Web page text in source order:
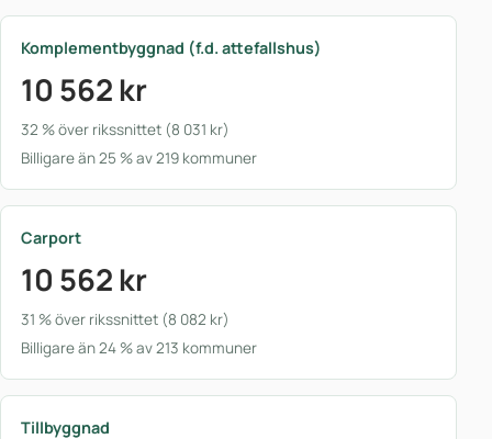
Komplementbyggnad (f.d. attefallshus)
10 562 kr
32 % över rikssnittet (8 031 kr)
Billigare än 25 % av 219 kommuner
Carport
10 562 kr
31 % över rikssnittet (8 082 kr)
Billigare än 24 % av 213 kommuner
Tillbyggnad